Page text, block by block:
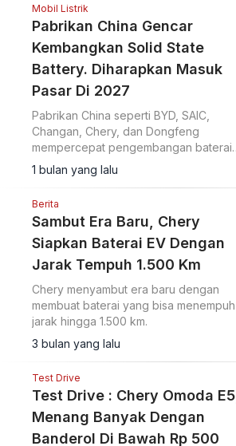
Mobil Listrik
Pabrikan China Gencar
Kembangkan Solid State
Battery. Diharapkan Masuk
Pasar Di 2027
Pabrikan China seperti BYD, SAIC,
Changan, Chery, dan Dongfeng
mempercepat pengembangan baterai
solid state 2027 untuk kendaraan listrik
dengan target produksi massal.
1 bulan yang lalu
Berita
Sambut Era Baru, Chery
Siapkan Baterai EV Dengan
Jarak Tempuh 1.500 Km
Chery menyambut era baru dengan
membuat baterai yang bisa menempuh
jarak hingga 1.500 km.
3 bulan yang lalu
Test Drive
Test Drive : Chery Omoda E5,
Menang Banyak Dengan
Banderol Di Bawah Rp 500